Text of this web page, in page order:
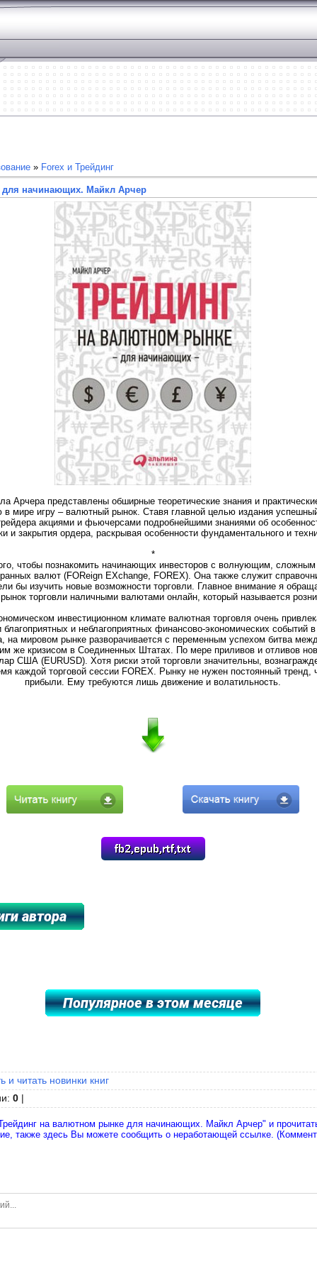
» Forex и Трейдинг
начинающих. Майкл Арчер
Арчера представлены обширные теоретические знания и
мире игру – валютный рынок. Ставя главной целью издания
акциями и фьючерсами подробнейшими знаниями об
и закрытия ордера, раскрывая особенности фундаментального и
*
чтобы познакомить начинающих инвесторов с волнующим,
валют (FOReign EXchange, FOREX). Она также служит
бы изучить новые возможности торговли. Главное внимание я
торговли наличными валютами онлайн, который называется
инвестиционном климате валютная торговля очень
благоприятных и неблагоприятных финансово-экономических событий
на мировом рынке разворачивается с переменным успехом битва
же кризисом в Соединенных Штатах. По мере приливов и отливов
США (EURUSD). Хотя риски этой торговли значительны,
каждой торговой сессии FOREX. Рынку не нужен постоянный тренд,
прибыли. Ему требуются лишь движение и волатильность.
и читать новинки книг
: 0 |
на валютном рынке для начинающих. Майкл Арчер" и
также здесь Вы можете сообщить о неработающей ссылке.